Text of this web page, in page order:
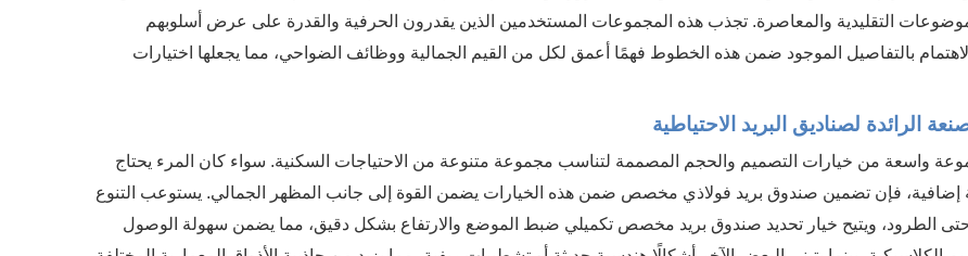
التقليدية والمعاصرة. تجذب هذه المجموعات المستخدمين الذين يقدرون الحرفية والقدرة على عرض أسلوبهم
بالتفاصيل الموجود ضمن هذه الخطوط فهمًا أعمق لكل من القيم الجمالية ووظائف الضواحي، مما يجعلها اختيارات
الرائدة لصناديق البريد الاحتياطية
واسعة من خيارات التصميم والحجم المصممة لتناسب مجموعة متنوعة من الاحتياجات السكنية. سواء كان المرء يحتاج
إضافية، فإن تضمين صندوق بريد فولاذي مخصص ضمن هذه الخيارات يضمن القوة إلى جانب المظهر الجمالي. يستوعب التنوع
الطرود، ويتيح خيار تحديد صندوق بريد مخصص تكميلي ضبط الموضع والارتفاع بشكل دقيق، مما يضمن سهولة الوصول